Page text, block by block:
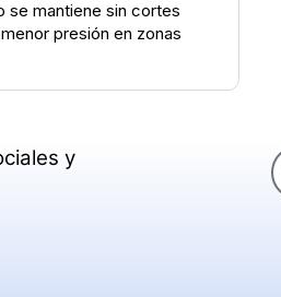
se mantiene sin cortes
presión en zonas
y